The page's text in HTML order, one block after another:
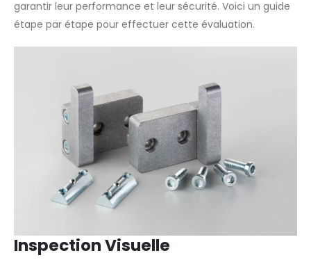
garantir leur performance et leur sécurité. Voici un guide
étape par étape pour effectuer cette évaluation.
Inspection Visuelle